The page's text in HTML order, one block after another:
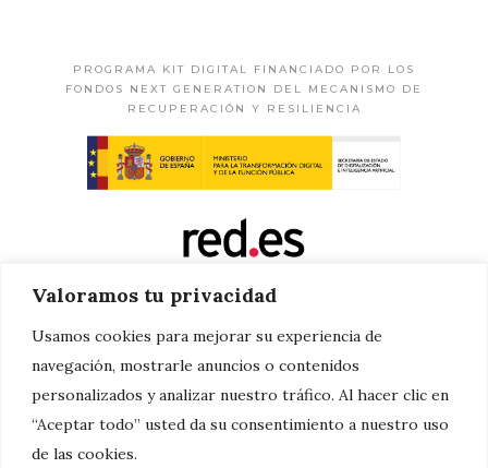
Valoramos tu privacidad
Usamos cookies para mejorar su experiencia de
navegación, mostrarle anuncios o contenidos
personalizados y analizar nuestro tráfico. Al hacer clic en
“Aceptar todo” usted da su consentimiento a nuestro uso
de las cookies.
PROGRAMA KIT DIGITAL FINANCIADO POR LOS
FONDOS NEXT GENERATION DEL MECANISMO DE
RECUPERACIÓN Y RESILIENCIA